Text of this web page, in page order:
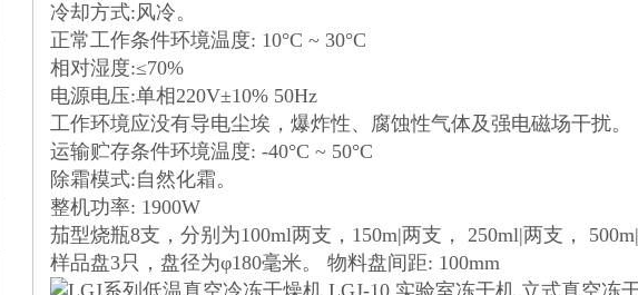
冷却方式:风冷。
正常工作条件环境温度: 10°C ~ 30°C
相对湿度:≤70%
电源电压:单相220V±10% 50Hz
工作环境应没有导电尘埃，爆炸性、腐蚀性气体及强电磁场干扰。
运输贮存条件环境温度: -40°C ~ 50°C
除霜模式:自然化霜。
整机功率: 1900W
茄型烧瓶8支，分别为100ml两支，150m|两支， 250ml|两支，
样品盘3只，盘径为φ180毫米。 物料盘间距: 100mm